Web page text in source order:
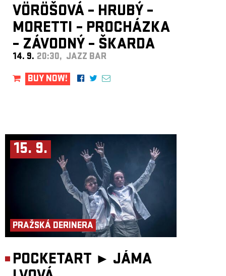
VÖRÖŠOVÁ – HRUBÝ –
MORETTI – PROCHÁZKA
– ZÁVODNÝ – ŠKARDA
14. 9. 20:30, JAZZ BAR
BUY NOW!
15. 9.
PRAŽSKÁ DERINERA
POCKETART ► JÁMA